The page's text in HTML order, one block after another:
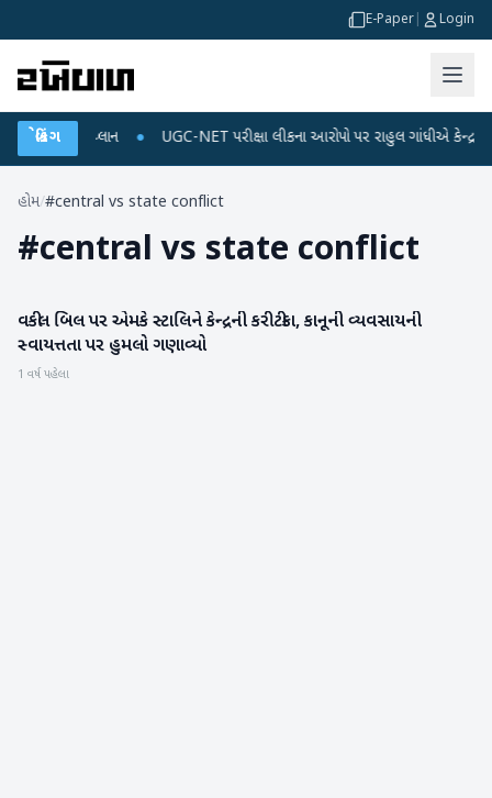
E-Paper Login
બ્રેકિંગ
અને ડેટા પ્લાન ● UGC-NET પરીક્ષા લીકના આરોપો પર રાહુલ ગાંધીએ કેન્દ્ર પર
હોમ/#central vs state conflict
#central vs state conflict
રાષ્ટ્રીય
વકીલ બિલ પર એમકે સ્ટાલિને કેન્દ્રની કરી ટીકા, કાનૂની વ્યવસાયની
સ્વાયત્તતા પર હુમલો ગણાવ્યો
1 વર્ષ પહેલા